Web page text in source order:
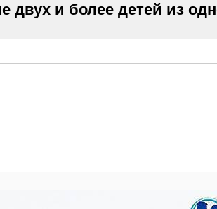
двух и более детей из